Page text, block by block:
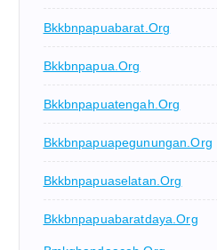
Bkkbnpapuabarat.org
Bkkbnpapua.org
Bkkbnpapuatengah.org
Bkkbnpapuapegunungan.org
Bkkbnpapuaselatan.org
Bkkbnpapuabaratdaya.org